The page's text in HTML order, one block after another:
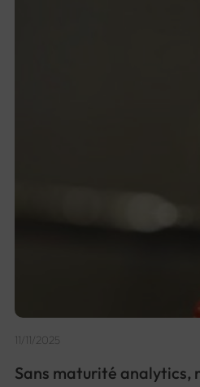
11/11/2025
Sans maturité analytics,